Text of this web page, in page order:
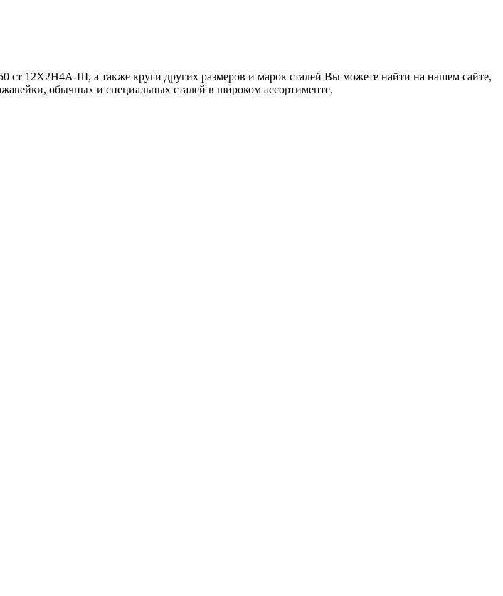
ст 12Х2Н4А-Ш, а также круги других размеров и марок сталей Вы можете найти на нашем сайте,
обычных и специальных сталей в широком ассортименте.